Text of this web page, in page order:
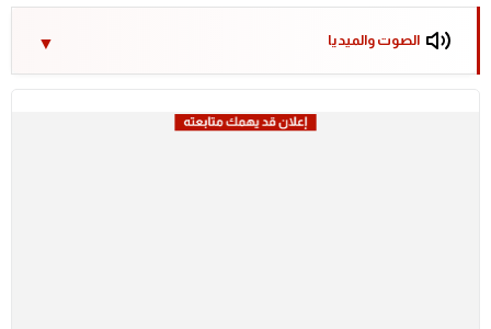
الصوت والميديا